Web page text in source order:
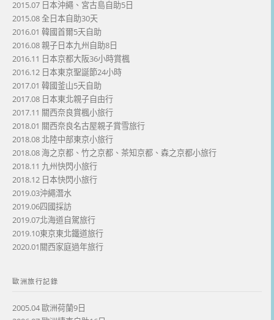
2015.07 日本沖繩、宮古島自助5日
2015.08 全日本自助30天
2016.01 韓國首爾5天自助
2016.08 親子日本九州自助8日
2016.11 日本京都大阪36小時賞楓
2016.12 日本東京聖誕節24小時
2017.01 韓國釜山5天自助
2017.08 日本東北親子自由行
2017.11 關西奈良賞楓小旅行
2018.01 關西奈良名古屋親子賞雪旅行
2018.08 北陸中部東京小旅行
2018.08 海之京都、竹之京都、茶知京都、森之京都小旅行
2018.11 九州快閃小旅行
2018.12 日本快閃小旅行
2019.03沖繩潛水
2019.06四國採訪
2019.07北海道自駕旅行
2019.10東京東北鐵道旅行
2020.01關西家庭過年旅行
歐洲旅行記錄
2005.04 歐洲荷蘭9日